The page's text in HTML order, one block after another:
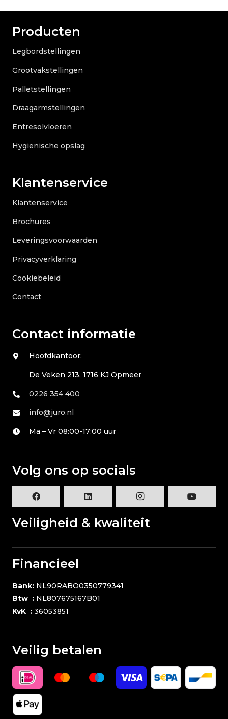
Producten
Legbordstellingen
Grootvakstellingen
Palletstellingen
Draagarmstellingen
Entresolvloeren
Hygiënische opslag
Klantenservice
Klantenservice
Brochures
Leveringsvoorwaarden
Privacyverklaring
Cookiebeleid
Contact
Contact informatie
Hoofdkantoor:
De Veken 213, 1716 KJ Opmeer
0226 354 400
info@juro.nl
Ma – Vr 08:00-17:00 uur
Volg ons op socials
Veiligheid & kwaliteit
Financieel
Bank: NL90RABO0350779341
Btw : NL807675167B01
KvK : 36053851
Veilig betalen